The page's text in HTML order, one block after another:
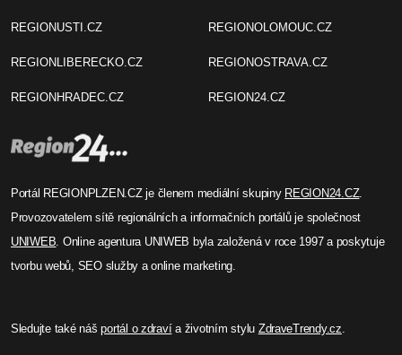
REGIONUSTI.CZ
REGIONLIBERECKO.CZ
REGIONHRADEC.CZ
REGIONOLOMOUC.CZ
REGIONOSTRAVA.CZ
REGION24.CZ
Portál REGIONPLZEN.CZ je členem mediální skupiny REGION24.CZ.
Provozovatelem sítě regionálních a informačních portálů je společnost
UNIWEB . Online agentura UNIWEB byla založená v roce 1997 a poskytuje
tvorbu webů, SEO služby a online marketing.
Sledujte také nášportál o zdravía životním stylu ZdraveTrendy.cz